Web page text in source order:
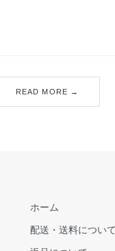
READ MORE →
ホーム
配送・送料について